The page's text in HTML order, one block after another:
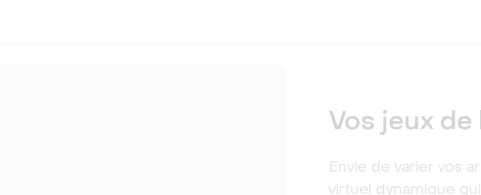
Vos jeux
Envie de varier vos
virtuel dynamique